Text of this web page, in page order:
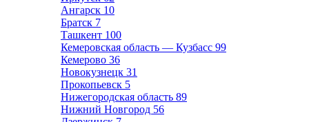
Ангарск 10
Братск 7
Ташкент 100
Кемеровская область — Кузбасс 99
Кемерово 36
Новокузнецк 31
Прокопьевск 5
Нижегородская область 89
Нижний Новгород 56